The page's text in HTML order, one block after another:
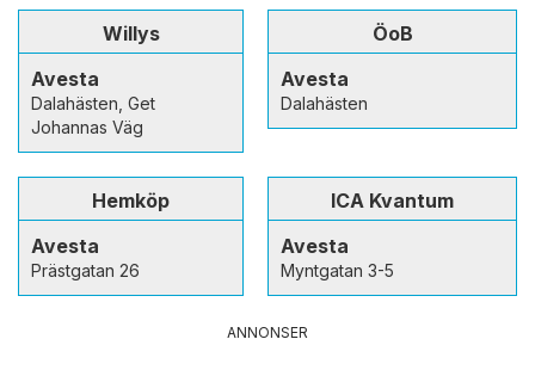
Willys
Avesta
Dalahästen, Get
Johannas Väg
ÖoB
Avesta
Dalahästen
Hemköp
Avesta
Prästgatan 26
ICA Kvantum
Avesta
Myntgatan 3-5
ANNONSER